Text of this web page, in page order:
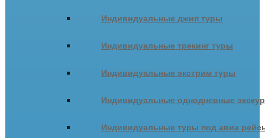
Индивидуальные джип туры
Индивидуальные трекинг туры
Индивидуальные экстрим туры
Индивидуальные однодневные
Индивидуальные туры под авиа